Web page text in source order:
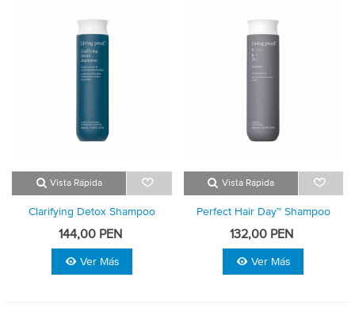
Vista Rápida
Clarifying Detox Shampoo
144,00 PEN
Ver Más
Vista Rápida
Perfect Hair Day™ Shampoo
132,00 PEN
Ver Más